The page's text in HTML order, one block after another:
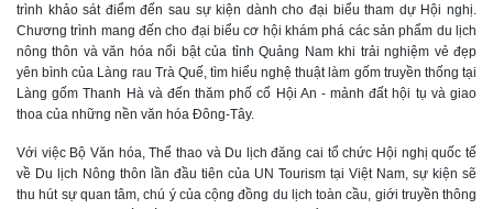
trình khảo sát điểm đến sau sự kiện dành cho đại biểu tham dự Hội nghị.
Chương trình mang đến cho đại biểu cơ hội khám phá các sản phẩm du lịch
nông thôn và văn hóa nổi bật của tỉnh Quảng Nam khi trải nghiệm vẻ đẹp
yên bình của Làng rau Trà Quế, tìm hiểu nghệ thuật làm gốm truyền thống tại
Làng gốm Thanh Hà và đến thăm phố cổ Hội An - mảnh đất hội tụ và giao
thoa của những nền văn hóa Đông-Tây.
Với việc Bộ Văn hóa, Thể thao và Du lịch đăng cai tổ chức Hội nghị quốc tế
về Du lịch Nông thôn lần đầu tiên của UN Tourism tại Việt Nam, sự kiện sẽ
thu hút sự quan tâm, chú ý của cộng đồng du lịch toàn cầu, giới truyền thông